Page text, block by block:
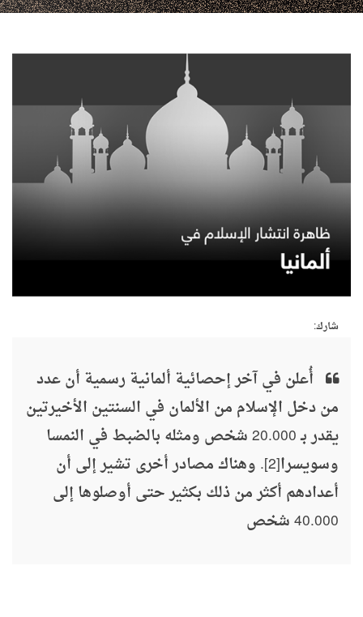
شارك:
أُعلن في آخر إحصائية ألمانية رسمية أن عدد
من دخل الإسلام من الألمان في السنتين الأخيرتين
يقدر بـ 20.000 شخص ومثله بالضبط في النمسا
وسويسرا[2]. وهناك مصادر أخرى تشير إلى أن
أعدادهم أكثر من ذلك بكثير حتى أوصلوها إلى
40.000 شخص